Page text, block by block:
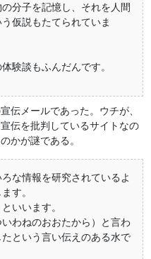
分子を記憶し、それを人間
仮説もたてられていま
験談もふんだんです。
伝メールであった。ウチが、
伝を批判しているサイトなの
かが謎である。
な情報を研究されているよ
す。
いいます。
わねのおおたから）と言わ
という言い伝えのある水で